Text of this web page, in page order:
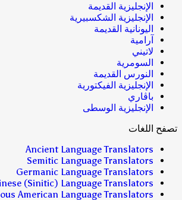
الإنجليزية القديمة
الإنجليزية الشكسبيرية
اليونانية القديمة
آرامية
لاتيني
السومرية
النورس القديمة
الإنجليزية الفيكتورية
باڤاري
الإنجليزية الوسطى
تصفح اللغات
Ancient Language Translators
Semitic Language Translators
Germanic Language Translators
(Sinitic) Language Translators
American Language Translators